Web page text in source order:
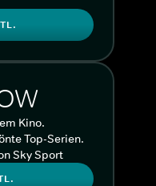
Kino.
Top-Serien.
Sky Sport